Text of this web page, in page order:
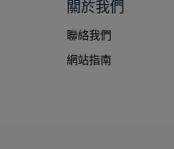
關於我們
聯絡我們
網站指南